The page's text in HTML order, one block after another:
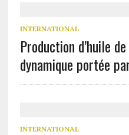
INTERNATIONAL
Production d’huile
dynamique portée
INTERNATIONAL